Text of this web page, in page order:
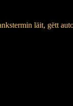
läit, gëtt